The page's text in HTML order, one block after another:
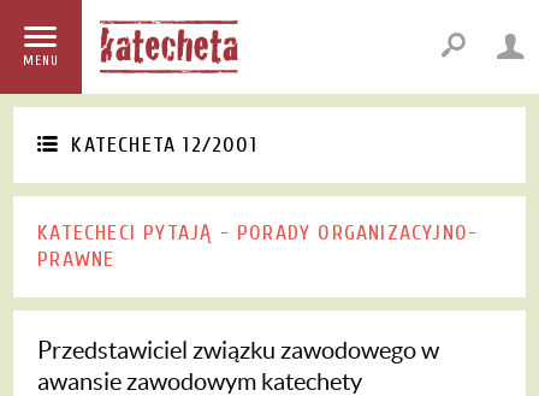
MENU
KATECHETA 12/2001
KATECHECI PYTAJĄ - PORADY ORGANIZACYJNO-
PRAWNE
Przedstawiciel związku zawodowego w
awansie zawodowym katechety